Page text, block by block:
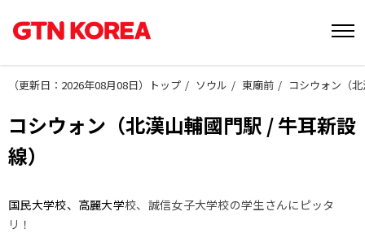
（更新日：2026年08月08日） トップ ソウル 東廟前 コシウォン（
コシウォン（北漢山輔國門駅 / 牛耳新設
線）
国民大学校、高麗大学校、誠信女子大学校の学生さんにピッタ
リ！